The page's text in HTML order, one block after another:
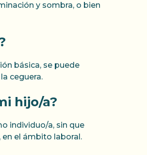
y sombra, o bien
básica, se puede
ceguera.
hijo/a?
individuo/a, sin que
en el ámbito laboral.